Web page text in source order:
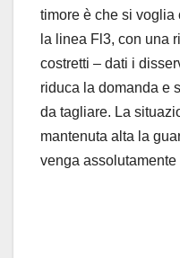
timore è che si voglia
la linea Fl3, con una
costretti – dati i
riduca la domanda e
da tagliare. La
mantenuta alta la
venga assolutamente